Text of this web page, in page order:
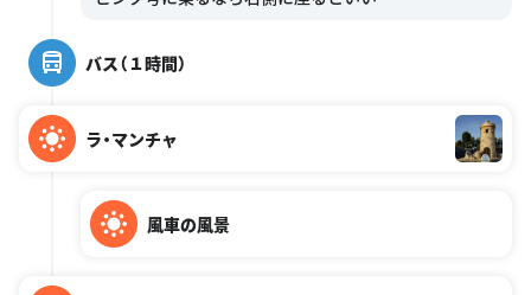
バス（１時間）
ラ・マンチャ
風車の風景